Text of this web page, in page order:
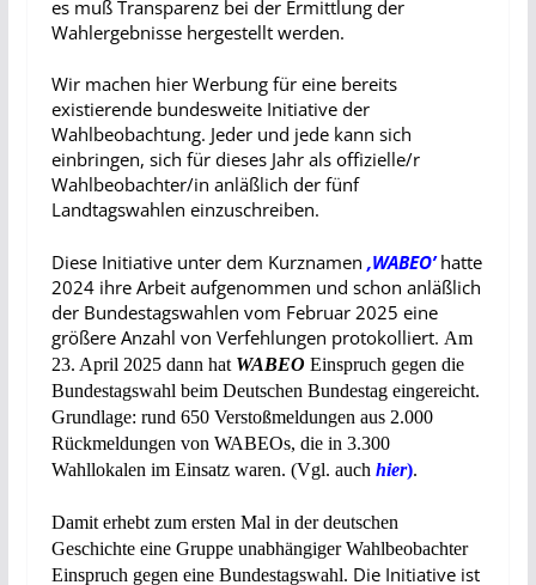
es muß Transparenz bei der Ermittlung der
Wahlergebnisse hergestellt werden.
Wir machen hier Werbung für eine bereits
existierende bundesweite Initiative der
Wahlbeobachtung. Jeder und jede kann sich
einbringen, sich für dieses Jahr als offizielle/r
Wahlbeobachter/in anläßlich der fünf
Landtagswahlen einzuschreiben.
Diese Initiative unter dem Kurznamen ‚WABEO’ hatte
2024 ihre Arbeit aufgenommen und schon anläßlich
der Bundestagswahlen vom Februar 2025 eine
größere Anzahl von Verfehlungen protokolliert. Am
23. April 2025 dann hat WABEO Einspruch gegen die
Bundestagswahl beim Deutschen Bundestag eingereicht.
Grundlage: rund 650 Verstoßmeldungen aus 2.000
Rückmeldungen von WABEOs, die in 3.300
Wahllokalen im Einsatz waren. (Vgl. auch hier).
Damit erhebt zum ersten Mal in der deutschen
Geschichte eine Gruppe unabhängiger Wahlbeobachter
Einspruch gegen eine Bundestagswahl. Die Initiative ist